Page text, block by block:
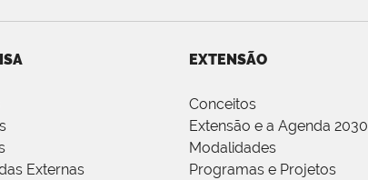
Externas
EXTENSÃO
Conceitos
Extensão e a Agenda 2030
Modalidades
Programas e Projetos